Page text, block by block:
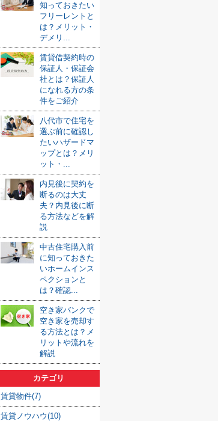
知っておきたい
フリーレントと
は？メリット・
デメリ...
賃貸借契約時の
保証人・保証会
社とは？保証人
になれる方の条
件をご紹介
八代市で住宅を
選ぶ前に確認し
たいハザードマ
ップとは？メリ
ット・...
内見後に契約を
断るのは大丈
夫？内見後に断
る方法などを解
説
中古住宅購入前
に知っておきた
いホームインス
ペクションと
は？確認...
空き家バンクで
空き家を売却す
る方法とは？メ
リットや流れを
解説
カテゴリ
賃貸物件(7)
賃貸ノウハウ(10)